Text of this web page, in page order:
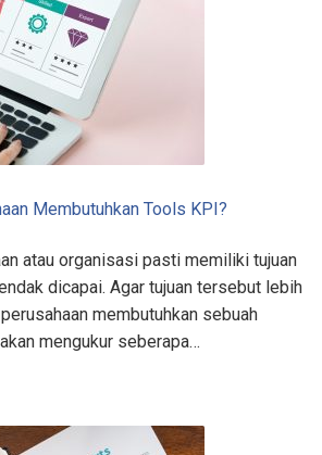
Membutuhkan Tools KPI?
atau organisasi pasti memiliki tujuan
dicapai. Agar tujuan tersebut lebih
membutuhkan sebuah
mengukur seberapa…